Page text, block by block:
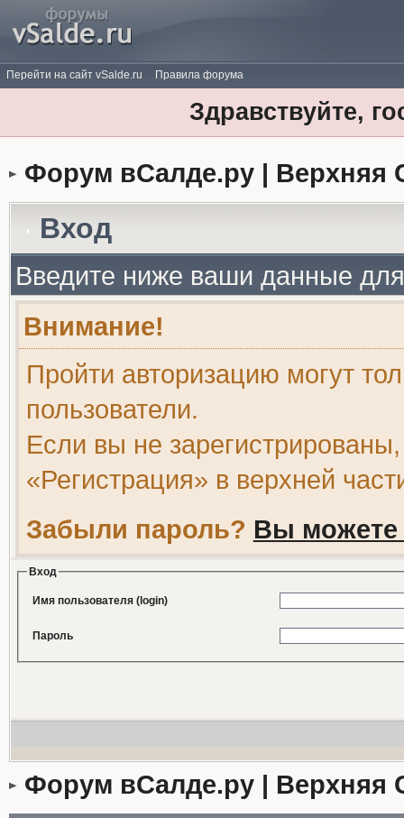
Перейти на сайт vSalde.ru Правила форума
Здравствуйте,
Форум вСалде.ру | Верхняя
Вход
Введите ниже ваши данные
Внимание!
Пройти авторизацию могут
пользователи.
Если вы не
«Регистрация» в верхней
Забыли пароль? Вы можете
Вход
Имя пользователя (login)
Пароль
Форум вСалде.ру | Верхняя